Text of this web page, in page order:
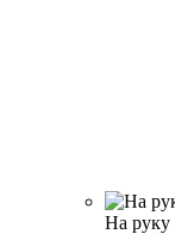
На руку